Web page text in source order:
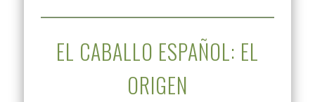
EL CABALLO ESPAÑOL: EL
ORIGEN